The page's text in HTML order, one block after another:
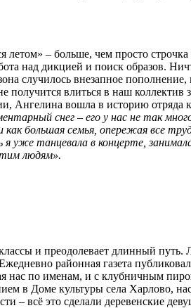
– больше, чем просто
над дикцией и поиск образов.
случилось внезапное
влиться в наш коллектив
Ангелина вошла в историю
снег – его у нас не так
большая семья, опережая все
уже танцевала в концерте,
людям».
и преодолевает длинный путь.
районная газета
нас по именам, и с клубничным
в Доме культуры села Харлово,
всё это сделали деревенские